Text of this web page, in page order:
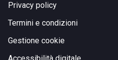
Privacy policy
Termini e condizioni
Gestione cookie